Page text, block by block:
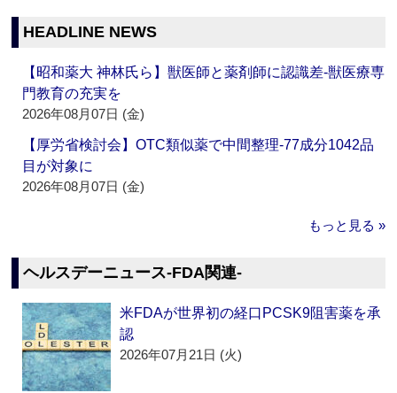
HEADLINE NEWS
【昭和薬大 神林氏ら】獣医師と薬剤師に認識差‐獣医療専
門教育の充実を
2026年08月07日 (金)
【厚労省検討会】OTC類似薬で中間整理‐77成分1042品
目が対象に
2026年08月07日 (金)
もっと見る »
ヘルスデーニュース‐FDA関連‐
米FDAが世界初の経口PCSK9阻害薬を承
認
2026年07月21日 (火)